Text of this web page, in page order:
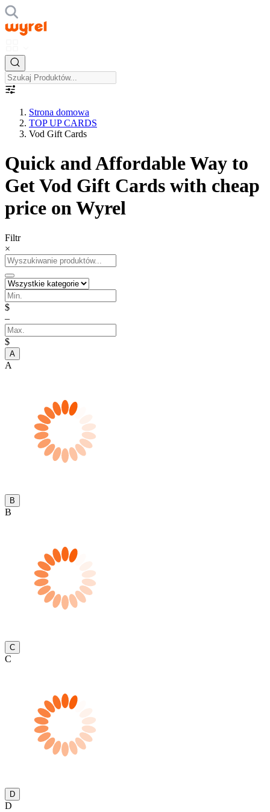
Strona domowa
TOP UP CARDS
Vod Gift Cards
Quick and Affordable Way to
Get Vod Gift Cards with cheap
price on Wyrel
Filtr
×
$
–
$
A
A
B
B
C
C
D
D